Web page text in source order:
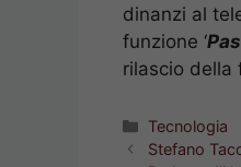
dinanzi al
funzione ‘
rilascio della
Categorie
Tecnologia
Stefano